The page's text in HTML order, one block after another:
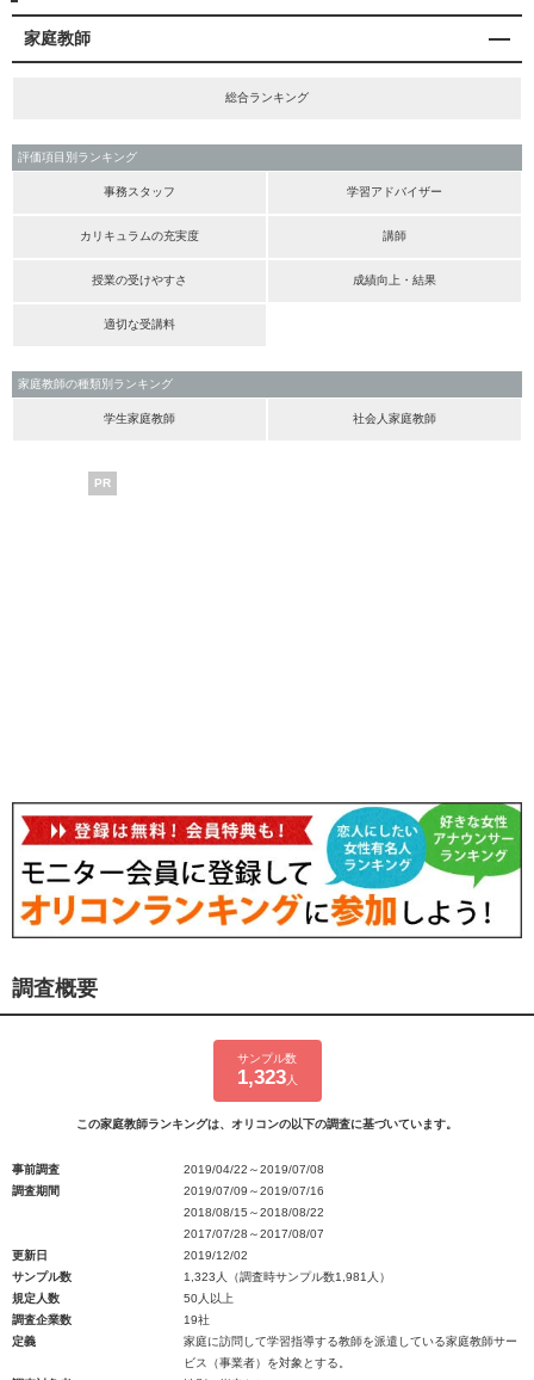
家庭教師
総合ランキング
評価項目別ランキング
事務スタッフ 学習アドバイザー
カリキュラムの充実度 講師
授業の受けやすさ 成績向上・結果
適切な受講料
家庭教師の種類別ランキング
学生家庭教師 社会人家庭教師
PR
調査概要
サンプル数
1,323人
この家庭教師ランキングは、オリコンの以下の調査に基づいています。
事前調査
2019/04/22～2019/07/08
調査期間
2019/07/09～2019/07/16
2018/08/15～2018/08/22
2017/07/28～2017/08/07
更新日
2019/12/02
サンプル数
1,323人（調査時サンプル数1,981人）
規定人数
50人以上
調査企業数
19社
定義
家庭に訪問して学習指導する教師を派遣している家庭教師サー
ビス（事業者）を対象とする。